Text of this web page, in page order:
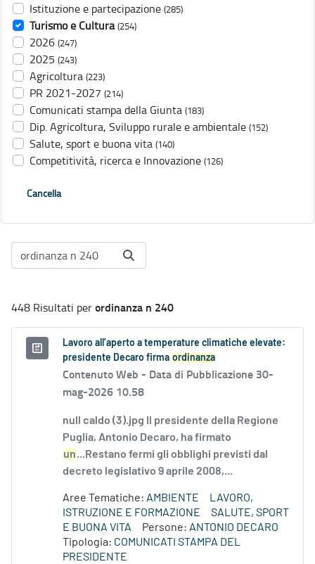
Istituzione e partecipazione (285)
Turismo e Cultura (254)
2026 (247)
2025 (243)
Agricoltura (223)
PR 2021-2027 (214)
Comunicati stampa della Giunta (183)
Dip. Agricoltura, Sviluppo rurale e ambientale (152)
Salute, sport e buona vita (140)
Competitività, ricerca e Innovazione (126)
Cancella
448 Risultati perordinanza n 240
Lavoro all’aperto a temperature climatiche elevate:
presidente Decaro firma ordinanza
Contenuto Web - Data di Pubblicazione 30-
mag-2026 10.58
null caldo (3).jpg Il presidente della Regione
Puglia, Antonio Decaro, ha firmato
un...Restano fermi gli obblighi previsti dal
decreto legislativo 9 aprile 2008,...
Aree Tematiche: AMBIENTE
LAVORO,
ISTRUZIONE E FORMAZIONE
SALUTE, SPORT
E BUONA VITA
Persone: ANTONIO DECARO
Tipologia: COMUNICATI STAMPA DEL
PRESIDENTE